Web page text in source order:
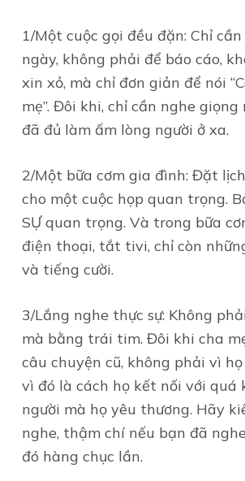
1/Một cuộc gọi đều đặn: Chỉ
ngày, không phải để báo cáo,
xin xỏ, mà chỉ đơn giản để nói
mẹ”. Đôi khi, chỉ cần nghe giọng
đã đủ làm ấm lòng người ở xa.
2/Một bữa cơm gia đình: Đặt
cho một cuộc họp quan trọng.
SỰ quan trọng. Và trong bữa
điện thoại, tắt tivi, chỉ còn
và tiếng cười.
3/Lắng nghe thực sự: Không
mà bằng trái tim. Đôi khi cha
câu chuyện cũ, không phải vì
vì đó là cách họ kết nối với quá
người mà họ yêu thương. Hãy
nghe, thậm chí nếu bạn đã
đó hàng chục lần.